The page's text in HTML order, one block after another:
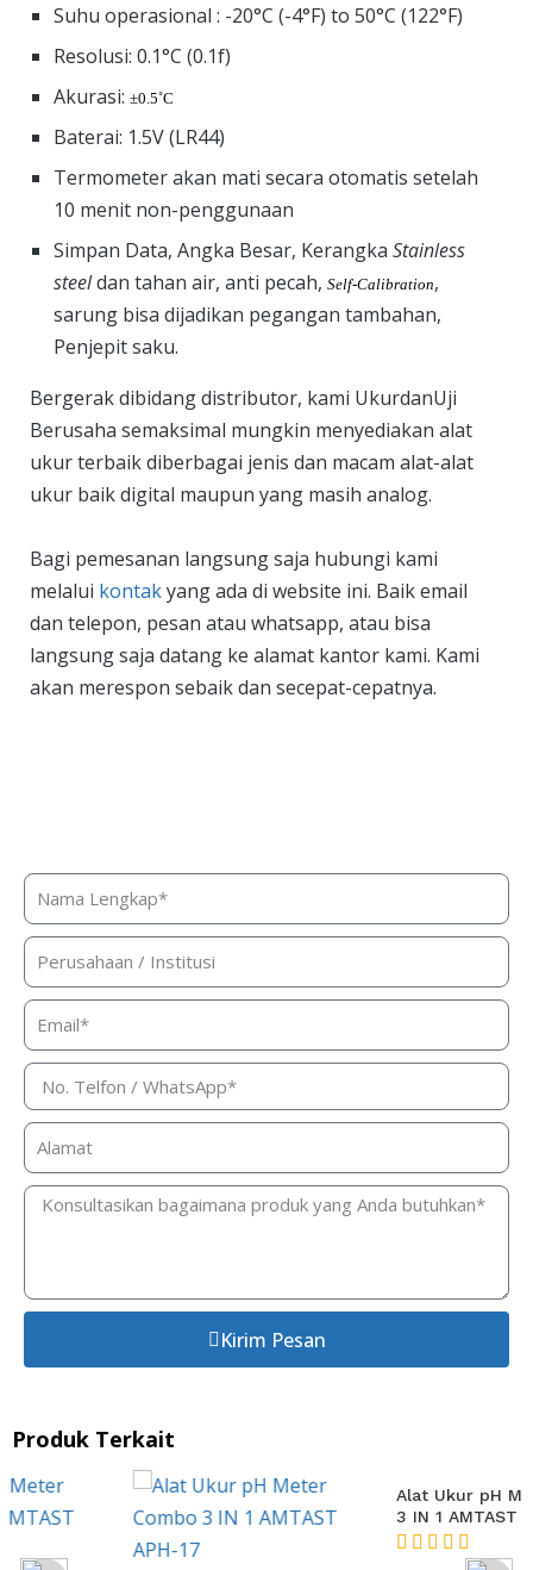
Suhu operasional : -20°C (-4°F) to 50°C (122°F)
Resolusi: 0.1°C (0.1f)
Akurasi: ±0.5˚C
Baterai: 1.5V (LR44)
Termometer akan mati secara otomatis setelah
10 menit non-penggunaan
Simpan Data, Angka Besar, Kerangka Stainless
steeldan tahan air, anti pecah, Self-Calibration,
sarung bisa dijadikan pegangan tambahan,
Penjepit saku.
Bergerak dibidang distributor, kami UkurdanUji
Berusaha semaksimal mungkin menyediakan alat
ukur terbaik diberbagai jenis dan macam alat-alat
ukur baik digital maupun yang masih analog.
Bagi pemesanan langsung saja hubungi kami
melalui kontakyang ada di website ini. Baik email
dan telepon, pesan atau whatsapp, atau bisa
langsung saja datang ke alamat kantor kami. Kami
akan merespon sebaik dan secepat-cepatnya.
Kirim Pesan
Produk Terkait